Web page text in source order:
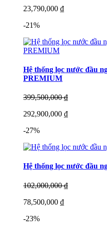
23,790,000 ₫
-21%
Hệ thống lọc nước đầu
PREMIUM
399,500,000 ₫
292,900,000 ₫
-27%
Hệ thống lọc nước đầu
102,000,000 ₫
78,500,000 ₫
-23%